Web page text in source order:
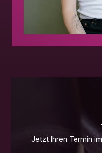
Jetzt Ihren Termin